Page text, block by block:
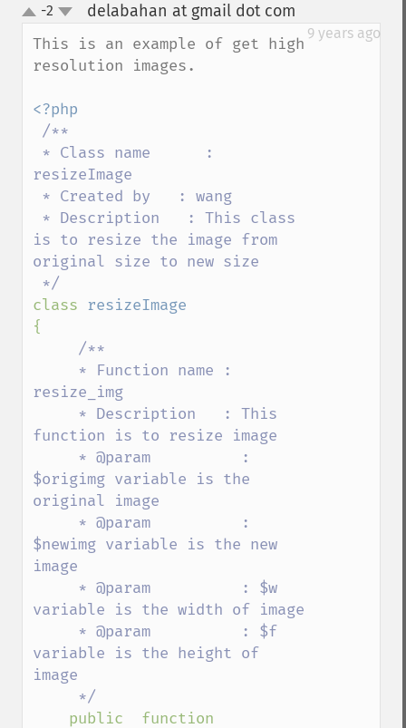
up
down
-2 delabahan at gmail dot com
9 years ago
This is an example of get high
resolution images.
<?php
/**
resizeImage
is to resize the image from
original size to new size
class
{
/**
resize_img
function is to resize image
$origimg variable is the
original image
$newimg variable is the new
image
variable is the width of image
variable is the height of
image